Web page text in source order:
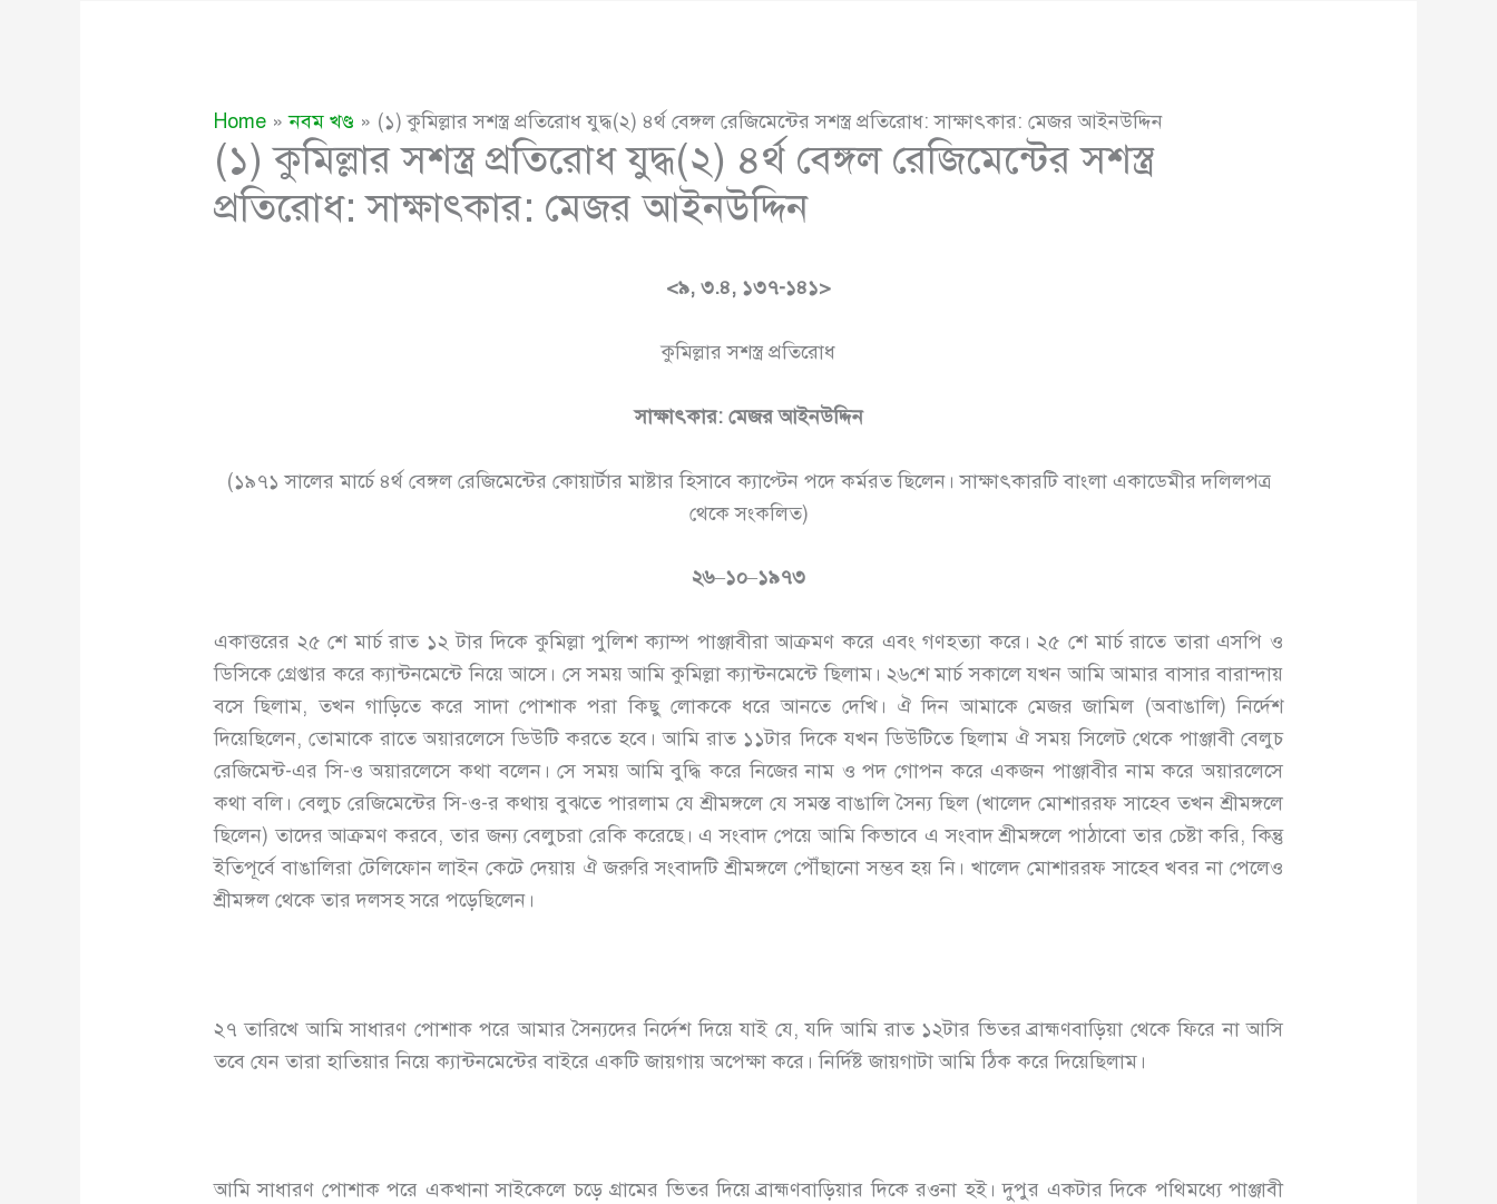
Home নবম খণ্ড (১) কুমিল্লার সশস্ত্র প্রতিরোধ যুদ্ধ(২) ৪র্থ বেঙ্গল রেজিমেন্টের সশস্ত্র প্রতিরোধ: সাক্ষাৎকার: মেজর আইনউদ্দিন
(১) কুমিল্লার সশস্ত্র প্রতিরোধ যুদ্ধ(২) ৪র্থ বেঙ্গল রেজিমেন্টের সশস্ত্র
প্রতিরোধ: সাক্ষাৎকার: মেজর আইনউদ্দিন
<৯, ৩.৪, ১৩৭-১৪১>
কুমিল্লার সশস্ত্র প্রতিরোধ
সাক্ষাৎকার: মেজর আইনউদ্দিন
(১৯৭১ সালের মার্চে ৪র্থ বেঙ্গল রেজিমেন্টের কোয়ার্টার মাষ্টার হিসাবে ক্যাপ্টেন পদে কর্মরত ছিলেন। সাক্ষাৎকারটি বাংলা একাডেমীর দলিলপত্র
থেকে সংকলিত)
২৬–১০–১৯৭৩
একাত্তরের ২৫ শে মার্চ রাত ১২ টার দিকে কুমিল্লা পুলিশ ক্যাম্প পাঞ্জাবীরা আক্রমণ করে এবং গণহত্যা করে। ২৫ শে মার্চ রাতে তারা এসপি ও
ডিসিকে গ্রেপ্তার করে ক্যান্টনমেন্টে নিয়ে আসে। সে সময় আমি কুমিল্লা ক্যান্টনমেন্টে ছিলাম। ২৬শে মার্চ সকালে যখন আমি আমার বাসার বারান্দায়
বসে ছিলাম, তখন গাড়িতে করে সাদা পোশাক পরা কিছু লোককে ধরে আনতে দেখি। ঐ দিন আমাকে মেজর জামিল (অবাঙালি) নির্দেশ
দিয়েছিলেন, তোমাকে রাতে অয়ারলেসে ডিউটি করতে হবে। আমি রাত ১১টার দিকে যখন ডিউটিতে ছিলাম ঐ সময় সিলেট থেকে পাঞ্জাবী বেলুচ
রেজিমেন্ট-এর সি-ও অয়ারলেসে কথা বলেন। সে সময় আমি বুদ্ধি করে নিজের নাম ও পদ গোপন করে একজন পাঞ্জাবীর নাম করে অয়ারলেসে
কথা বলি। বেলুচ রেজিমেন্টের সি-ও-র কথায় বুঝতে পারলাম যে শ্রীমঙ্গলে যে সমস্ত বাঙালি সৈন্য ছিল (খালেদ মোশাররফ সাহেব তখন শ্রীমঙ্গলে
ছিলেন) তাদের আক্রমণ করবে, তার জন্য বেলুচরা রেকি করেছে। এ সংবাদ পেয়ে আমি কিভাবে এ সংবাদ শ্রীমঙ্গলে পাঠাবো তার চেষ্টা করি, কিন্তু
ইতিপূর্বে বাঙালিরা টেলিফোন লাইন কেটে দেয়ায় ঐ জরুরি সংবাদটি শ্রীমঙ্গলে পৌঁছানো সম্ভব হয় নি। খালেদ মোশাররফ সাহেব খবর না পেলেও
শ্রীমঙ্গল থেকে তার দলসহ সরে পড়েছিলেন।
২৭ তারিখে আমি সাধারণ পোশাক পরে আমার সৈন্যদের নির্দেশ দিয়ে যাই যে, যদি আমি রাত ১২টার ভিতর ব্রাহ্মণবাড়িয়া থেকে ফিরে না আসি
তবে যেন তারা হাতিয়ার নিয়ে ক্যান্টনমেন্টের বাইরে একটি জায়গায় অপেক্ষা করে। নির্দিষ্ট জায়গাটা আমি ঠিক করে দিয়েছিলাম।
আমি সাধারণ পোশাক পরে একখানা সাইকেলে চড়ে গ্রামের ভিতর দিয়ে ব্রাহ্মণবাড়িয়ার দিকে রওনা হই। দুপুর একটার দিকে পথিমধ্যে পাঞ্জাবী